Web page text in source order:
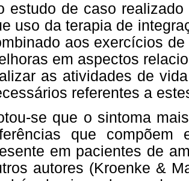
estudo de caso
uso da terapia de
aos exercícios
em aspectos
as atividades de
referentes a
se que o sintoma
que
em pacientes de
autores (Kroenke &